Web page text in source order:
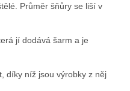
Průměr šňůry se liší v
jí dodává šarm a je
díky níž jsou výrobky z něj